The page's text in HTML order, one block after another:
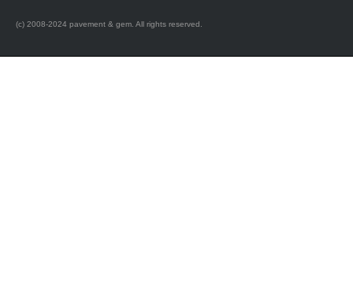
(c) 2008-2024 pavement & gem. All rights reserved.